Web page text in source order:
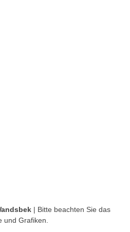
| Bitte beachten Sie das
und Grafiken.